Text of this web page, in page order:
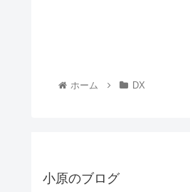
ホーム DX
小原のブログ